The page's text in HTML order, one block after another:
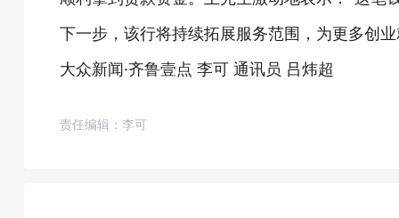
下一步，该行将持续拓展服务范围，为更多创
大众新闻·齐鲁壹点 李可 通讯员 吕炜超
责任编辑：李可